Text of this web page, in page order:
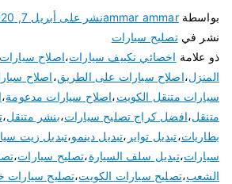
بواسطةammar ammarنشر على أبريل 7, 2020
نشر فيتصليح سيارات
ذو علامة اخصائي تكييف سيارات،اصلاح سيارات
المنزل،اصلاح سيارات على الطريق،اصلاح
سيارات متنقل الكويت،اصلاح سيارات مدعومة،
متنقل،افضل كراج تصليح سيارات،بنشر متنقل،
بطاريات،تبديل تواير ،تبديل دينمو،تبديل زيت
سيارات،تبديل سلف السيارة،تصليح سيارات،
الشعب،تصليح سيارات الكويت،تصليح